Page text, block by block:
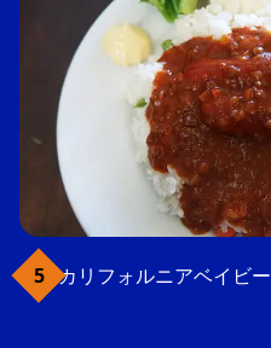
カリフォルニアベイビー